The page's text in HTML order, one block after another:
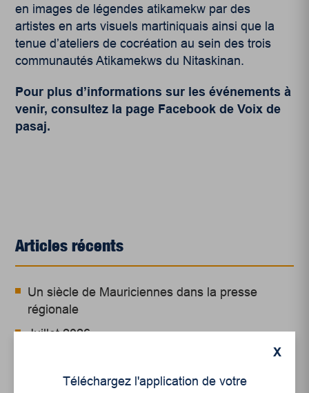
en images de légendes atikamekw par des
artistes en arts visuels martiniquais ainsi que la
tenue d’ateliers de cocréation au sein des trois
communautés Atikamekws du Nitaskinan.
Pour plus d’informations sur les événements à
venir, consultez la page Facebook de Voix de
pasaj.
Articles récents
Un siècle de Mauriciennes dans la presse
régionale
Juillet 2026
Le sport professionnel féminin : en mouvement,
en croissance
X
Téléchargez l'application de votre